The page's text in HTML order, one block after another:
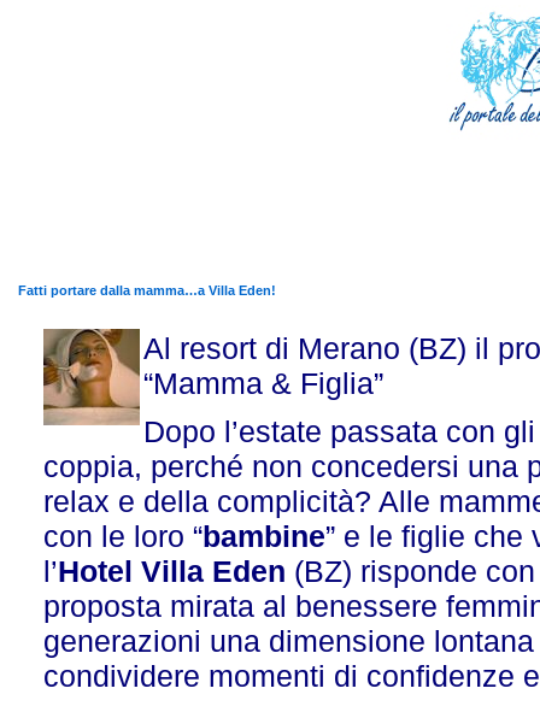
Fatti portare dalla mamma…a Villa Eden!
Al resort di Merano (BZ) il
“Mamma & Figlia”
Dopo l’estate passata con
coppia, perché non concedersi una
relax e della complicità? Alle
con le loro “bambine” e le figlie che
l’Hotel Villa Eden (BZ) risponde
proposta mirata al benessere
generazioni una dimensione
condividere momenti di confidenze